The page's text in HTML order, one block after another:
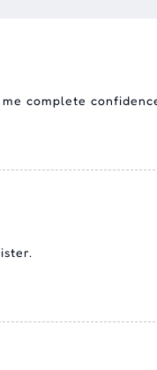
complete